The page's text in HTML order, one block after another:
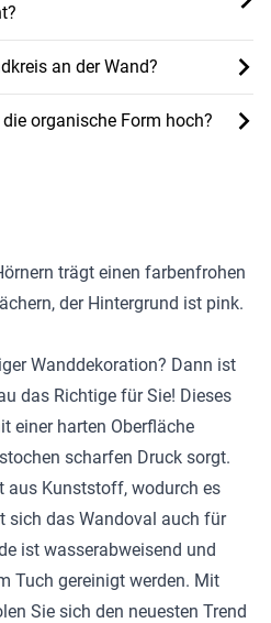
an der Wand?
organische Form hoch?
trägt einen farbenfrohen
der Hintergrund ist pink.
Wanddekoration? Dann ist
das Richtige für Sie! Dieses
einer harten Oberfläche
scharfen Druck sorgt.
aus Kunststoff, wodurch es
sich das Wandoval auch für
ist wasserabweisend und
Tuch gereinigt werden. Mit
Sie sich den neuesten Trend